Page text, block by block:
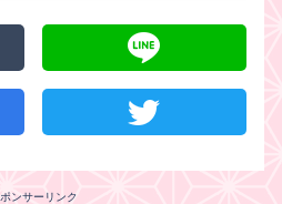
ンサーリンク